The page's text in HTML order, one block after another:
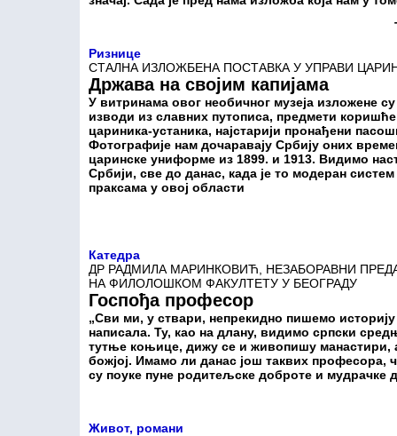
Ризнице
СТАЛНА ИЗЛОЖБЕНА ПОСТАВКА У УПРАВИ
Држава на својим капијама
У витринама овог необичног музеја изложене
изводи из славних путописа, предмети
цариника-устаника, најстарији пронађени
Фотографије нам дочаравају Србију оних
царинске униформе из 1899. и 1913. Видимо
Србији, све до данас, када је то модеран
праксама у овој области
Катедра
ДР РАДМИЛА МАРИНКОВИЋ, НЕЗАБОРАВНИ
НА ФИЛОЛОШКОМ ФАКУЛТЕТУ У БЕОГРАДУ
Госпођа професор
„Сви ми, у ствари, непрекидно пишемо
написала. Ту, као на длану, видимо српски
тутње коњице, дижу се и живопишу манастири,
божјој. Имамо ли данас још таквих професора,
су поуке пуне родитељске доброте и мудрачке
Живот, романи